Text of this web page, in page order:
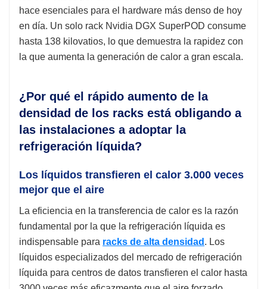
hace esenciales para el hardware más denso de hoy
en día. Un solo rack Nvidia DGX SuperPOD consume
hasta 138 kilovatios, lo que demuestra la rapidez con
la que aumenta la generación de calor a gran escala.
¿Por qué el rápido aumento de la
densidad de los racks está obligando a
las instalaciones a adoptar la
refrigeración líquida?
Los líquidos transfieren el calor 3.000 veces
mejor que el aire
La eficiencia en la transferencia de calor es la razón
fundamental por la que la refrigeración líquida es
indispensable para racks de alta densidad . Los
líquidos especializados del mercado de refrigeración
líquida para centros de datos transfieren el calor hasta